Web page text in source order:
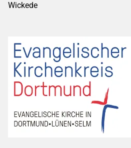
Wickede